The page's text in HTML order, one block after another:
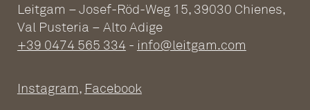
Leitgam – Josef-Röd-Weg 15, 39030 Chienes,
Val Pusteria – Alto Adige
+39 0474 565 334 - info@leitgam.com
Instagram, Facebook